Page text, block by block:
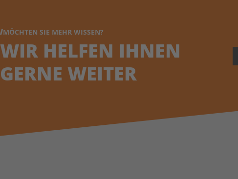
MÖCHTEN SIE MEHR WISSEN?
WIR HELFEN IHNEN
GERNE WEITER